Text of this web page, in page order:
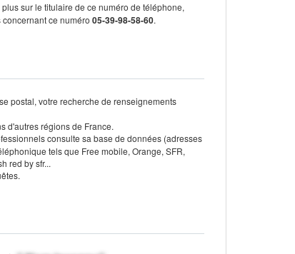
sur le titulaire de ce numéro de téléphone,
ce numéro 05-39-98-58-60.
postal, votre recherche de renseignements
d'autres régions de France.
consulte sa base de données (adresses
tels que Free mobile, Orange, SFR,
red by sfr...